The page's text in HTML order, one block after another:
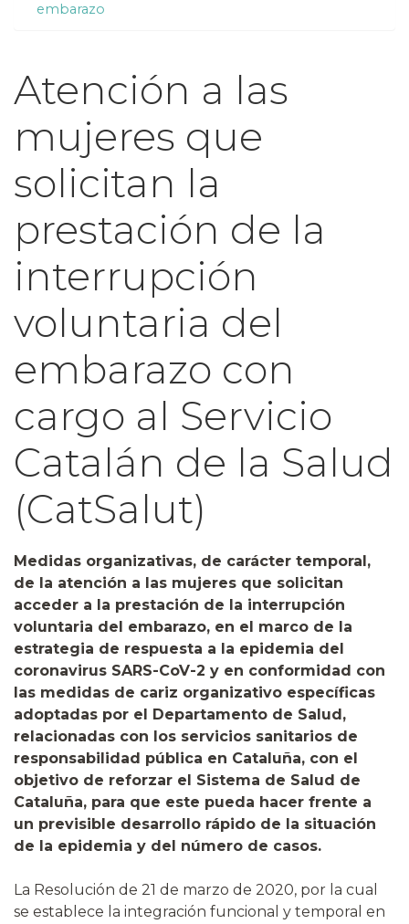
embarazo
Atención a las
mujeres que
solicitan la
prestación de la
interrupción
voluntaria del
embarazo con
cargo al Servicio
Catalán de la Salud
(CatSalut)
Medidas organizativas, de carácter temporal,
de la atención a las mujeres que solicitan
acceder a la prestación de la interrupción
voluntaria del embarazo, en el marco de la
estrategia de respuesta a la epidemia del
coronavirus SARS-CoV-2 y en conformidad con
las medidas de cariz organizativo específicas
adoptadas por el Departamento de Salud,
relacionadas con los servicios sanitarios de
responsabilidad pública en Cataluña, con el
objetivo de reforzar el Sistema de Salud de
Cataluña, para que este pueda hacer frente a
un previsible desarrollo rápido de la situación
de la epidemia y del número de casos.
La Resolución de 21 de marzo de 2020, por la cual
se establece la integración funcional y temporal en